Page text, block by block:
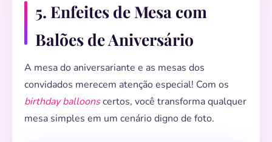
5. Enfeites de Mesa com
Balões de Aniversário
A mesa do aniversariante e as mesas dos
convidados merecem atenção especial! Com os
birthday balloonscertos, você transforma qualquer
mesa simples em um cenário digno de foto.